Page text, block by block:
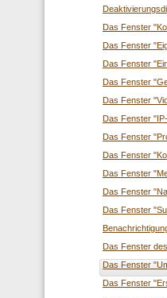
Das Fenster
Das Fenster
Das Fenster
Das Fenster
Das Fenster
Das Fenster
Das Fenster
Das Fenster
Das Fenster
Das Fenster
Das Fenster
Das Fenster
Das Fenster
Das Fenster